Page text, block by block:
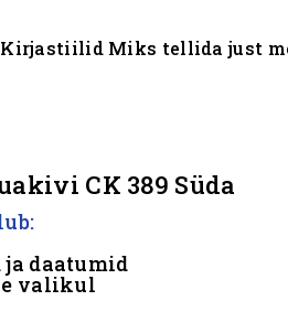
Kirjastiilid Miks tellida just
CK 389 Süda
ja daatumid
valikul